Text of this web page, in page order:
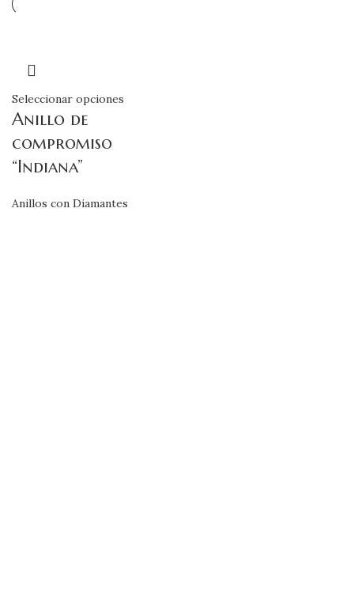
Seleccionar opciones
Anillo de
compromiso
“Indiana”
Anillos con Diamantes